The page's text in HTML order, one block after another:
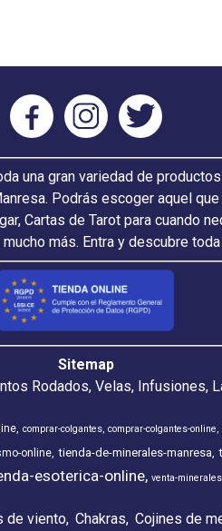
una gran variedad de
Podrás escoger aquel
Cartas de Tarot para cuando
más. Entra y descubre
Sitemap
Rodados, Velas, Infusiones,
comprar-colgantes comprar-colgantes-online
online tienda-de-minerales-manresa
esoterica-online venta-
de viento Chakras Cojines de